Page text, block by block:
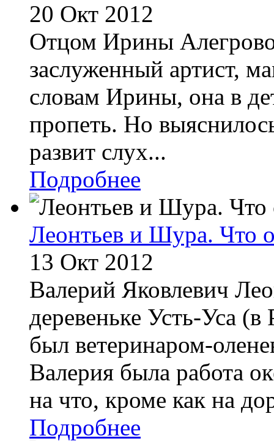
20 Окт 2012
Отцом Ирины
заслуженный артист,
словам Ирины, она в
пропеть. Но
развит слух...
Подробнее
Леонтьев и Шура. Что
13 Окт 2012
Валерий Яковлевич
деревеньке Усть-Уса
был ветеринаром-
Валерия была работа
на что, кроме как на
Подробнее